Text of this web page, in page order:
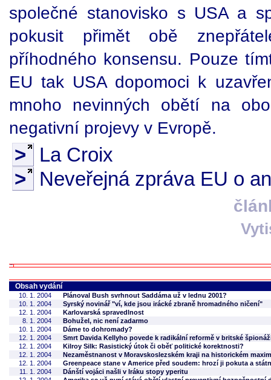
společné stanovisko s USA a
pokusit přimět obě
příhodného konsensu. Pouze
EU tak USA dopomoci k
mnoho nevinných obětí na
negativní projevy v Evropě.
>
La Croix
>
Neveřejná zpráva EU o
Obsah vydání
10. 1. 2004
Plánoval Bush svrhnout Saddáma už v lednu 2001?
10. 1. 2004
Syrský novinář "ví, kde jsou irácké zbraně hromadného ničení"
12. 1. 2004
Karlovarská spravedlnost
8. 1. 2004
Bohužel, nic není zadarmo
10. 1. 2004
Dáme to dohromady?
12. 1. 2004
Smrt Davida Kellyho povede k radikální reformě v britské
12. 1. 2004
Kilroy Silk: Rasistický útok či oběť politické korektnosti?
12. 1. 2004
Nezaměstnanost v Moravskoslezském kraji na historickém
12. 1. 2004
Greenpeace stane v Americe před soudem: hrozí ji pokuta a
11. 1. 2004
Dánští vojáci našli v Iráku stopy yperitu